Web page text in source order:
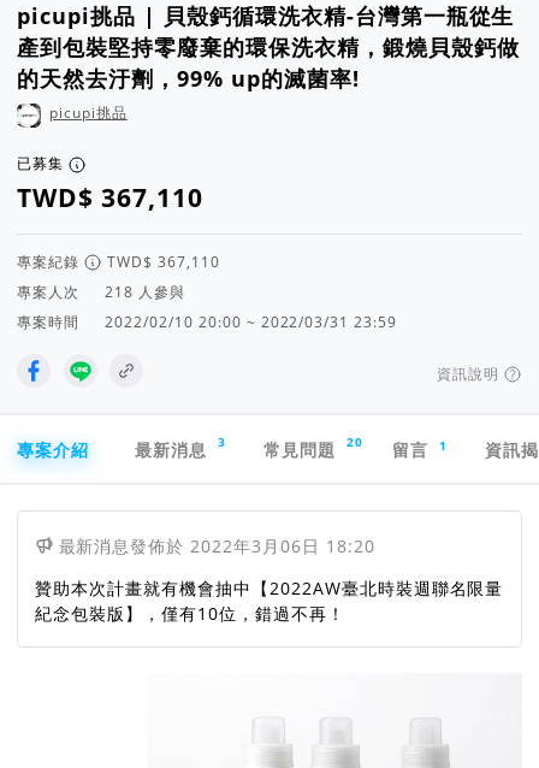
picupi挑品 | 貝殼鈣循環洗衣精-台灣第一瓶從生
產到包裝堅持零廢棄的環保洗衣精，鍛燒貝殼鈣做
的天然去汙劑，99% up的滅菌率!
picupi挑品
已募集
專案紀錄
專案人次
人參與
專案時間
2022/02/10 20:00 ~ 2022/03/31 23:59
資訊說明
專案介紹
最新消息 3 常見問題 20 留言 1 資訊
最新消息發佈於 2022年3月06日 18:20
贊助本次計畫就有機會抽中【2022AW臺北時裝週聯名限量
紀念包裝版】，僅有10位，錯過不再！